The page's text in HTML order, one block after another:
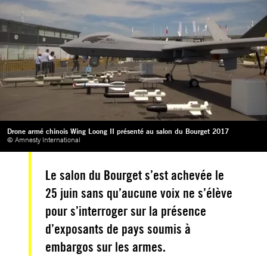
Drone armé chinois Wing Loong II présenté au salon du Bourget 2017
© Amnesty International
Le salon du Bourget s’est achevée le
25 juin sans qu’aucune voix ne s’élève
pour s’interroger sur la présence
d’exposants de pays soumis à
embargos sur les armes.